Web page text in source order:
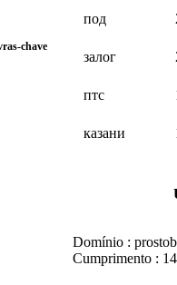
chave
под
залог
птс
казани
Domínio :
Cumprimento : 14